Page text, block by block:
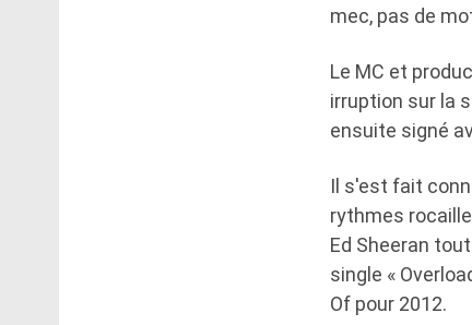
mec, pas de
Le MC et
irruption sur la
ensuite signé
Il s'est fait
rythmes
Ed Sheeran
single «
Of pour 2012.